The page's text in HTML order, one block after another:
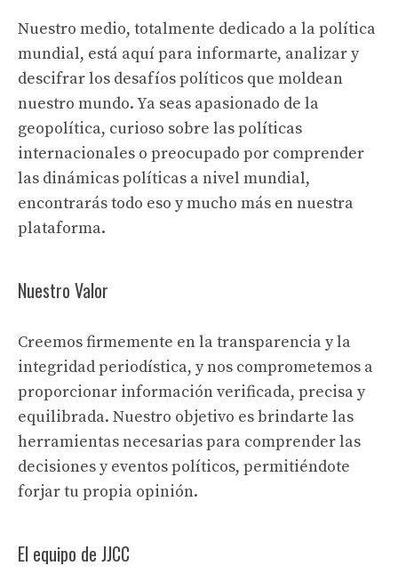
Nuestro medio, totalmente dedicado a la política
mundial, está aquí para informarte, analizar y
descifrar los desafíos políticos que moldean
nuestro mundo. Ya seas apasionado de la
geopolítica, curioso sobre las políticas
internacionales o preocupado por comprender
las dinámicas políticas a nivel mundial,
encontrarás todo eso y mucho más en nuestra
plataforma.
Nuestro Valor
Creemos firmemente en la transparencia y la
integridad periodística, y nos comprometemos a
proporcionar información verificada, precisa y
equilibrada. Nuestro objetivo es brindarte las
herramientas necesarias para comprender las
decisiones y eventos políticos, permitiéndote
forjar tu propia opinión.
El equipo de JJCC